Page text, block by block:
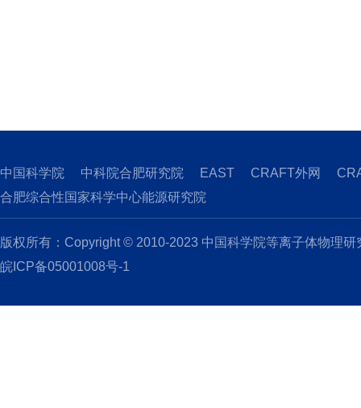
中国科学院 中科院合肥研究院 EAST CRAFT外网
合肥综合性国家科学中心能源研究院
版权所有：Copyright © 2010-2023 中国科学院等离子体物理
皖ICP备05001008号-1